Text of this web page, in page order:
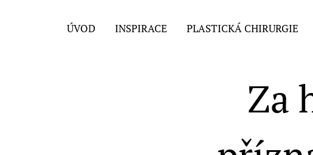
ÚVOD INSPIRACE PLASTICKÁ CHIRURGIE
Za